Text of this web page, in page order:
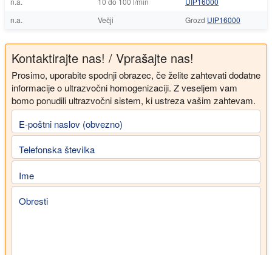
n.a.
Večji Grozd UIP16000
Kontaktirajte nas! / Vprašajte nas!
Prosimo, uporabite spodnji obrazec, če želite zahtevati dodatne
informacije o ultrazvočni homogenizaciji. Z veseljem vam
bomo ponudili ultrazvočni sistem, ki ustreza vašim zahtevam.
E-poštni naslov (obvezno)
Telefonska številka
Ime
Obresti